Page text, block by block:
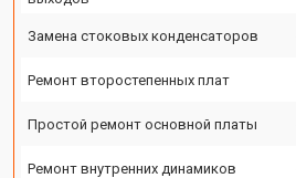
Замена стоковых конденсаторов
Ремонт второстепенных плат
Простой ремонт основной платы
Ремонт внутренних динамиков